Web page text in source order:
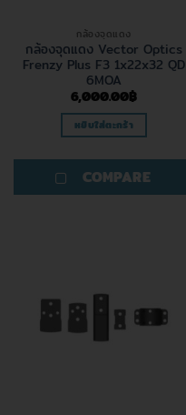
กล้องจุดแดง
กล้องจุดแดง Vector Optics
Frenzy Plus F3 1x22x32 QD
6MOA
6,000.00฿
หยิบใส่ตะกร้า
COMPARE